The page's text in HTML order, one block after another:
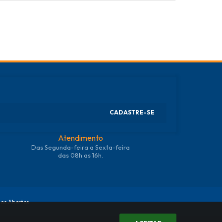
CADASTRE-SE
Atendimento
Das Segunda-feira a Sexta-feira
das 08h as 16h.
Abertos